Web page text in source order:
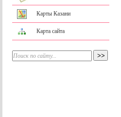
Карты Казани
Карта сайта